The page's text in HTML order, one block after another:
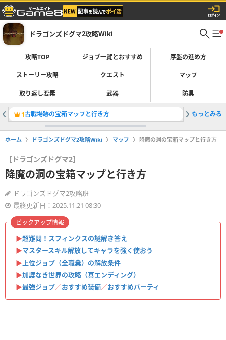
ドラゴンズドグマ2攻略Wiki
攻略TOP ジョブ一覧とおすすめ 序盤の進め方
ストーリー攻略 クエスト マップ
取り返し要素 武器 防具
1古戦場跡の宝箱マップと行き方 2陰る薔
もっとみる
ホーム ドラゴンズドグマ2攻略Wiki マップ 降魔の洞の宝箱マップと行き方
【ドラゴンズドグマ2】
降魔の洞の宝箱マップと行き方
ドラゴンズドグマ2攻略班
最終更新日：2025.11.21 08:30
▶︎超難問！スフィンクスの謎解き答え
▶︎マスタースキル解放してキャラを強く使おう
▶︎ 上位ジョブ（全職業）の解放条件
▶︎加護なき世界の攻略（真エンディング）
▶︎最強ジョブ／おすすめ装備／おすすめパーティ
ピックアップ情報